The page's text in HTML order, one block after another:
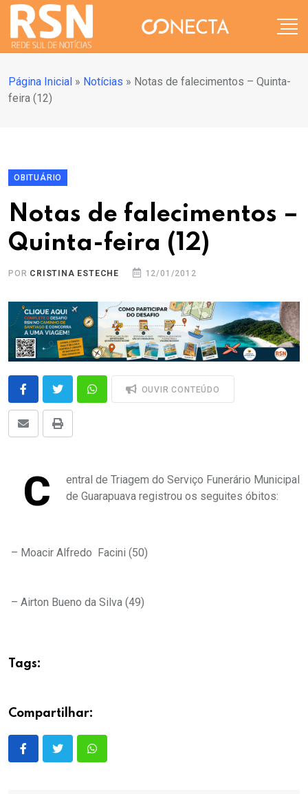
Página Inicial » Notícias » Notas de falecimentos – Quinta-
feira (12)
OBITUÁRIO
Notas de falecimentos –
Quinta-feira (12)
POR CRISTINA ESTECHE 12/01/2012
OUVIR CONTEÚDO
C
entral de Triagem do Serviço Funerário Municipal
de Guarapuava registrou os seguites óbitos:
– Moacir Alfredo Facini (50)
– Airton Bueno da Silva (49)
Tags:
Compartilhar: